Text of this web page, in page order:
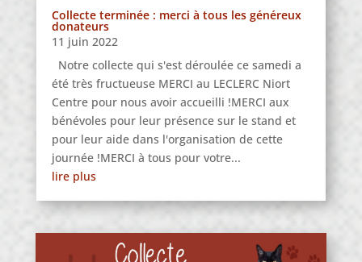
Collecte terminée : merci à tous les généreux
donateurs
11 juin 2022
Notre collecte qui s'est déroulée ce samedi a
été très fructueuse MERCI au LECLERC Niort
Centre pour nous avoir accueilli !MERCI aux
bénévoles pour leur présence sur le stand et
pour leur aide dans l'organisation de cette
journée !MERCI à tous pour votre...
lire plus